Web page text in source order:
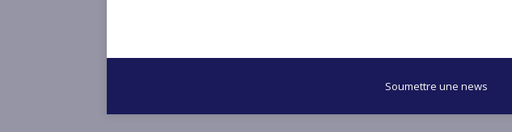
Soumettre une news